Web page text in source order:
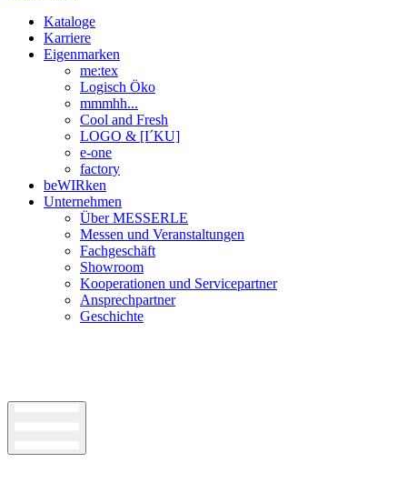
Kataloge
Karriere
Eigenmarken
me:tex
Logisch Öko
mmmhh...
Cool and Fresh
LOGO & [I´KU]
e-one
factory
beWIRken
Unternehmen
Über MESSERLE
Messen und Veranstaltungen
Fachgeschäft
Showroom
Kooperationen und Servicepartner
Ansprechpartner
Geschichte